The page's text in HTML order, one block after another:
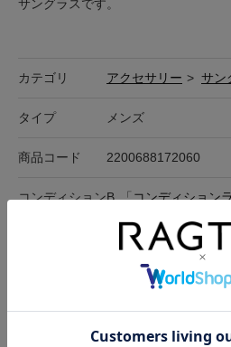
サングラスです。
カテゴリ アクセサリー > サン
タイプ メンズ
商品コード 2200688172060
コンディションB「コンディション
フレーム:黒、レンズ:
オールシーズン
参考価格 20,900円位